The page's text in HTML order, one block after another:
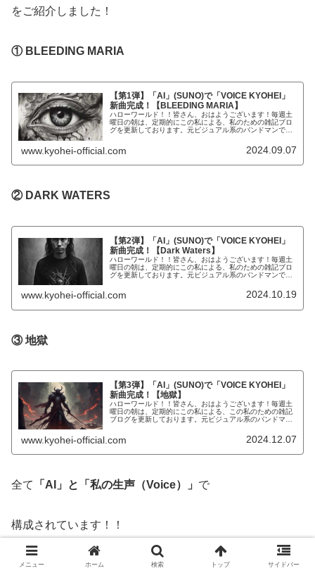
をご紹介しました！
① BLEEDING MARIA
【第1弾】「AI」(SUNO)で「VOICE KYOHEI」
新曲完成！【BLEEDING MARIA】
ハローワールド！！皆さん、おはようございます！毎週土
曜日の朝は、定期的にこの私による、私のための雑記ブロ
グを更新しております。元ビジュアル系のバンドマンで現
www.kyohei-official.com 2024.09.07
② DARK WATERS
【第2弾】「AI」(SUNO)で「VOICE KYOHEI」
新曲完成！【Dark Waters】
ハローワールド！！皆さん、おはようございます！毎週土
曜日の朝は、定期的にこの私による、私のための雑記ブロ
グを更新しております。元ビジュアル系のバンドマンで現
www.kyohei-official.com 2024.10.19
③ 地獄
【第3弾】「AI」(SUNO)で「VOICE KYOHEI」
新曲完成！【地獄】
ハローワールド！！皆さん、おはようございます！毎週土
曜日の朝は、定期的にこの私による、この私のための雑記
ブログを更新しております。元ビジュアル系のバンドマン
www.kyohei-official.com 2024.12.07
全て 「AI」と「私の生声（Voice）」 で
構成されています！！
是非とも「VOICE KYOHEI」を聴いてみて下
メニュー ホーム 検索 トップ サイドバー